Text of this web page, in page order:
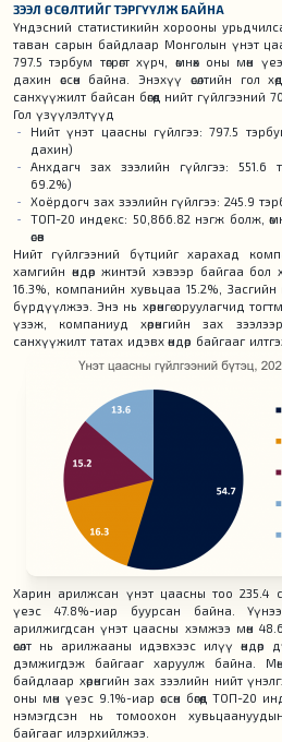
ЗЭЭЛ ӨСӨЛТИЙГ ТЭРГҮҮЛЖ БАЙНА
Үндэсний статистикийн хорооны
таван сарын байдлаар Монголын үнэт
797.5 тэрбум төгрөгт хүрч, өмнөх оны мөн
дахин өссөн байна. Энэхүү өсөлтийн гол
санхүүжилт байсан бөгөөд нийт
Гол үзүүлэлтүүд
Нийт үнэт цаасны гүйлгээ: 797.5 тэрбум
дахин)
Анхдагч зах зээлийн гүйлгээ: 551.6
69.2%)
Хоёрдогч зах зээлийн гүйлгээ: 245.9
ТОП-20 индекс: 50,866.82 нэгж болж,
өсөв
Нийт гүйлгээний бүтцийг харахад
хамгийн өндөр жинтэй хэвээр байгаа бол
16.3%, компанийн хувьцаа 15.2%,
бүрдүүлжээ. Энэ нь хөрөнгө оруулагчид
үзэж, компаниуд хөрөнгийн зах
санхүүжилт татах идэвх өндөр байгааг
Харин арилжсан үнэт цаасны тоо 235.4
үеэс 47.8%-иар буурсан байна.
арилжигдсан үнэт цаасны хэмжээ мөн
өсөлт нь арилжааны идэвхээс илүү өндөр
дэмжигдэж байгааг харуулж байна.
байдлаар хөрөнгийн зах зээлийн нийт
оны мөн үеэс 9.1%-иар өссөн бөгөөд ТОП-20
нэмэгдсэн нь томоохон хувьцаануудын
байгааг илэрхийлжээ.